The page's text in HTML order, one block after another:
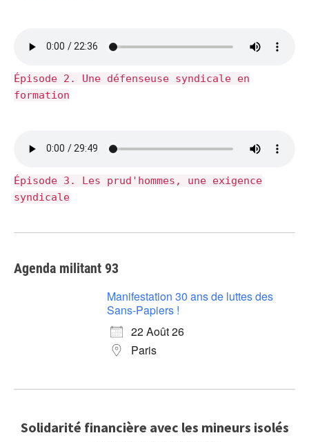
Épisode 2. Une défenseuse syndicale en
formation
Épisode 3. Les prud'hommes, une exigence
syndicale
Agenda militant 93
Manifestation 30 ans de luttes des
Sans-Papiers !
22 Août 26
Paris
Solidarité financière avec les mineurs isolés